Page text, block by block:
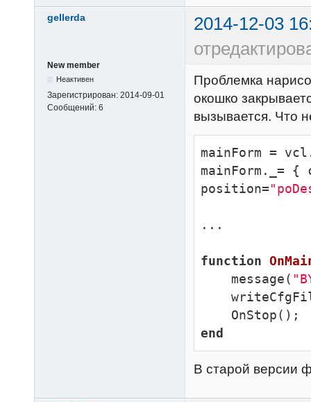
gellerda
2014-12-03
New member
Неактивен
Зарегистрирован: 2014-09-01
Сообщений: 6
Проблемка
окошко
вызывается. Что
mainForm =
mainForm._= {
position=
...
function
    message(
end
В старой версии